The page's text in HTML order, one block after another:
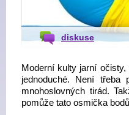
diskuse
Moderní kulty jarní
jednoduché. Není třeba
mnohoslovných tirád.
pomůže tato osmička